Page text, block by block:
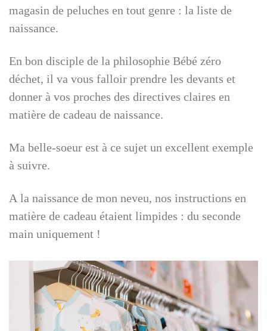
magasin de peluches en tout genre : la liste de
naissance.
En bon disciple de la philosophie Bébé zéro
déchet, il va vous falloir prendre les devants et
donner à vos proches des directives claires en
matière de cadeau de naissance.
Ma belle-soeur est à ce sujet un excellent exemple
à suivre.
A la naissance de mon neveu, nos instructions en
matière de cadeau étaient limpides : du seconde
main uniquement !